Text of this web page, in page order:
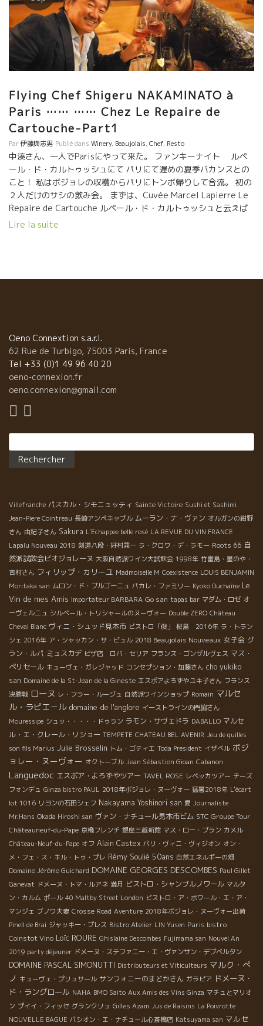
Flying Chef Shigeru NAKAMINATO à
Paris …… …… Chez Le Repaire de
Cartouche-Part1
Par伊藤與志男 Publié dans Winery, Beaujolais,Chef, Resto
中湊さん、一人でParisにやって来た。 ファンキーナイト ルペ
ール・ド・カルトゥッシュにて パリにて遅めの夏季バカンスとの
こと！ 私はボジョレの収穫からパリにトンボ帰りして合流。 初の
２人だけのサシの飲み会。 まずは、Cuvée Marcel Lapierre Le
Repaire de Cartouche ルペール・ド・カルトゥッシュと云えば
Terrine Canard カモのテリーヌ。 私は３５度のボジョレから戻
Lire la suite
Oeno Connextion s.a.r.l.
62 Rue de Turbigo, 75003 Paris, France
Tel +33 (0)1 49 96 40 20
oeno-connexion.fr
oeno.connexion@gmail.com
Villefranche パスカル・シモニュッティ Sainte Victoire Sushi et Sashimi
Jean-Piere Cointreau 長崎アンペキャブル ムーラン・ナ・ヴァン オルガンの紺野
さん 由紀子さん Sakura L'Echappee belle rosé LA REVUE DU VIN FRANCE
Lapalu Nouveau 2018 剣道八段・好村兼一 ラ・クロワ・デ・ラモー Roots 66 自
然派試飲会ビオジョレーヌ 大阪自然派ワイン大試飲会 1998年 竹富島・星のや・
吉村さん フィリップ・カリーユ Madmoiselle M Coexistence LOUIS BENJAMIN
Moritaka san ムロン・ド・ブルゴーニュ パカレ・ファミリー Kyoko Duchaîne Le
Vin de mes Amis Importateur BARBARA Go san tapas bar マダム・ロゼ オ
ーヴェルニュ シルベール・トリシャールのヌーヴォー Double ZERO Château
Cheval Blanc ヴィニ・シュッド見本市 ビストロ「俊」 桜島 2016年 ラ・トラン
シェ 2016年 ア・シャッカン・サ・ビュル 2018 Beaujolais Nouveaux 女子会 グ
ラン・ルパ ミュスカデ ピザ店 ロバ・セリア フランス・ゴンザルヴェス マス・
ぺリセール キューヴェ・ガレジャッド コンセプション・加藤さん cho yukiko
san Domaine de la St-Jean de la Gineste エスポアよろずやユキ子さん フランス
決勝戦 ローヌ レ・フラー・ルージュ 自然派ワインショップ Romain マルセ
ル・ラピエ－ル domaine de l'anglore イーストラインの門脇さん
Mouressipe シュッ・・・・・ドゥラン ラモン・サヴェドラ DABALLO マルセ
ル・エ・クレール・リショー TEMPETE CHATEAU BEL AVENIR Jeu de quilles
son fils Marius Julie Brosselin トム・ゴティエ Toda President イザベル ボジ
ョレー・ヌーヴォー オクトーブル Jean Sébastion Gioan Cabanon
Languedoc エスポア・よろずやツアー TAVEL ROSE レベッカツアー チーズ
フォンデュ Ginza bistro PAUL 2018年ボジョレ・ヌーヴォー 猛暑2018年 L'écart
lot 1016 リヨンの石田シェフ Nakayama Yoshinori san 愛 Journaliste
Mr.Hans Okada Hiroshi san ヴァン・ナチュール見本市ビム STC Groupe Tour
Châteauneuf-du-Pape 京橋フレンチ 銀座三越新館 マス・ロー・ブラン カメル
Château-Neuf-du-Pape オフ Alain Castex パリ・ヴィニ・ヴィジオン オン・
メ・フェ・ス・キル・トゥ・プレ Rémy Soulié 50ans 自然エネルギーの畑
Domaine Jérôme Guichard DOMAINE GEORGES DESCOMBES Paul Gillet
Ganevat ドメーヌ・トマ・ルアネ 満月 ビストロ・シャンブルノワール マルタ
ン・カルム ポール 40 Maltby Street London ビストロ・ア・ボワール・エ・ア・
マンジェ ブノワ夫妻 Crosse Road Aventure 2018年ボジョレ・ヌーヴォー出荷
Pinell de Brai ジャッキー・プレス Bistro Atelier LIN Yusen Paris bistro
Coinstot Vino Loïc ROURE Ghislaine Descombes Fujimama san Nouvel An
2019 party déjeuner ドメーヌ・ステファニー・エ・ヴァンサン・デブベルタン
DOMAINE PASCAL SIMONUTTI Distributeurs et Viticulteurs マルク・ぺ
ノ キューヴェ・プリュサール サンフォニーのまどかさん ガラピア ドメーヌ・
ド・ラングロール NAHA BMO Saito Aux Amis des Vins Ginza マチュとマリオ
ン プイイ・フィッセ グランクリュ Gilles Azam Jus de Raisins La Poivrotte
NOUVELLE BAGUE パシオン・エ・ナチュール心斎橋店 Katsuyama san マルセ